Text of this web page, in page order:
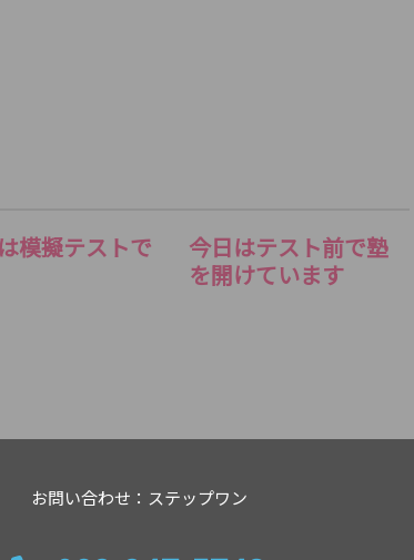
模擬テストで
今日はテスト前で塾
を開けています
お問い合わせ：ステップワン